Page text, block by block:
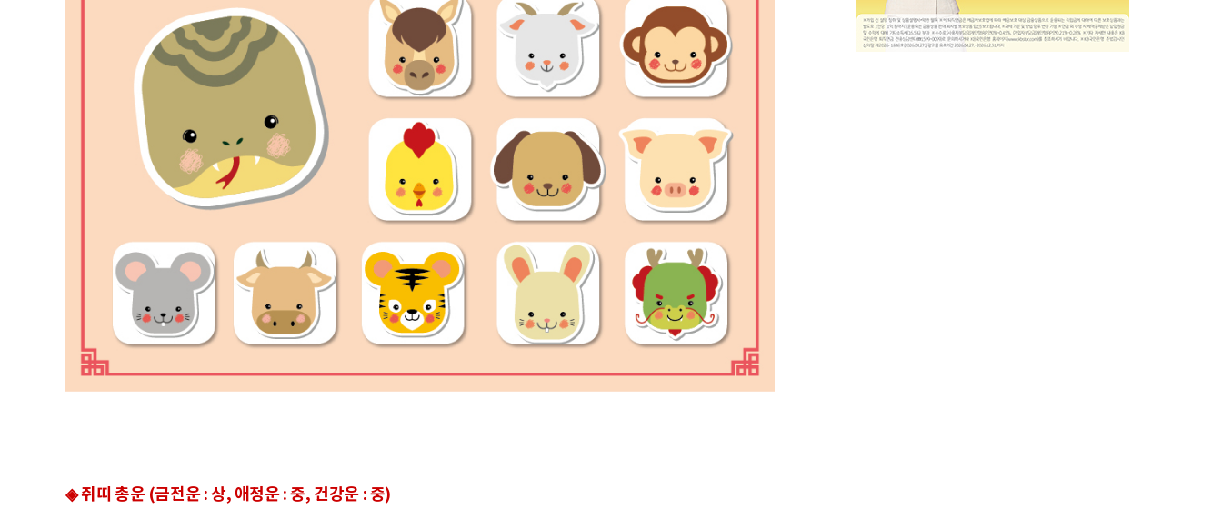
◈ 쥐띠 총운 (금전운 : 상, 애정운 : 중, 건강운 : 중)